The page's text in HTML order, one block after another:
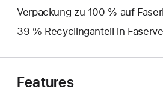
Verpackung zu 100 % auf
39 % Recyclinganteil in
Features